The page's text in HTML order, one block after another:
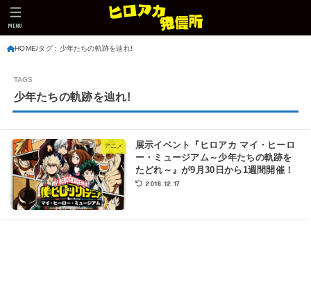
MENU
HOME タグ : 少年たちの軌跡を辿れ!
少年たちの軌跡を辿れ!
アニメ
展示イベント『ヒロアカ マイ・ヒーロ
ー・ミュージアム～少年たちの軌跡を
たどれ～』が9月30日から1週間開催！
2018.12.17